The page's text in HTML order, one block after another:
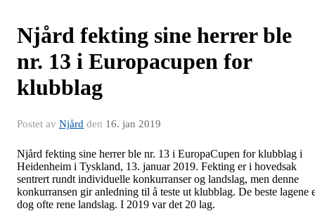
Njård fekting sine herrer ble
nr. 13 i Europacupen for
klubblag
Postet av Njård den 16. jan 2019
Njård fekting sine herrer ble nr. 13 i EuropaCupen for klubblag i
Heidenheim i Tyskland, 13. januar 2019. Fekting er i hovedsak
sentrert rundt individuelle konkurranser og landslag, men denne
konkurransen gir anledning til å teste ut klubblag. De beste lagene
dog ofte rene landslag. I 2019 var det 20 lag.